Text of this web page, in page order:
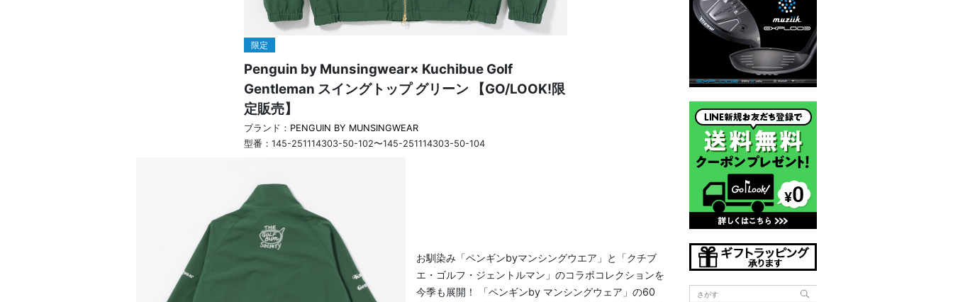
限定
Penguin by Munsingwear× Kuchibue Golf
Gentleman スイングトップ グリーン 【GO/LOOK!限
定販売】
ブランド： PENGUIN BY MUNSINGWEAR
型番： 145-251114303-50-102〜145-251114303-50-104
お馴染み「ペンギンbyマンシングウエア」と「クチブ
エ・ゴルフ・ジェントルマン」のコラボコレクションを
今季も展開！ 「ペンギンby マンシングウェア」の60